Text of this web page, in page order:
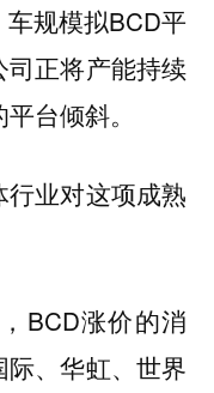
规模拟BCD平
正将产能持续
台倾斜。
业对这项成熟
BCD涨价的消
、华虹、世界